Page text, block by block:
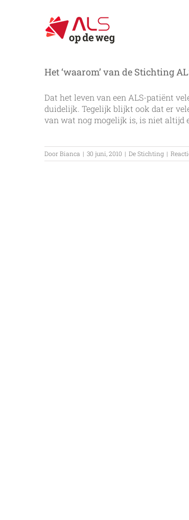
Het ‘waarom’ van de Stichting
Dat het leven van een ALS-patiënt
duidelijk. Tegelijk blijkt ook dat er
van wat nog mogelijk is, is niet altijd
DoorBianca | 30 juni, 2010 | De Stichting |